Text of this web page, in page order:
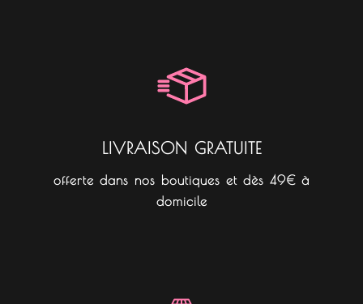
c
s
a
m
k
LIVRAISON GRATUITE
offerte dans nos boutiques et dès 49€ à
domicile